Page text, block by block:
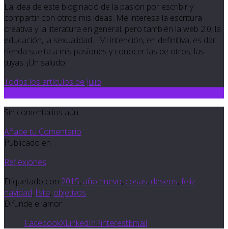
La idea de este blog nació de la pasión por escribir y
compartir con otros mis ideas. Me interesa la escritura
creativa y la literatura en general, pero también la web 2.0, la
educación, la sexualidad... Mi intención, en definitiva, es dar
rienda suelta a mis pasiones y conocer las de otros; las
tuyas. ¡Un saludo!
Todos los artículos de Julio
Sin comentarios aún.
Añade tu Comentario
Publicado en
Reflexiones
Etiquetado con 2015, año nuevo, cosas, deseos, feliz
navidad, lista, objetivos
Difunde el amor
FacebookXLinkedInPinterestEmail